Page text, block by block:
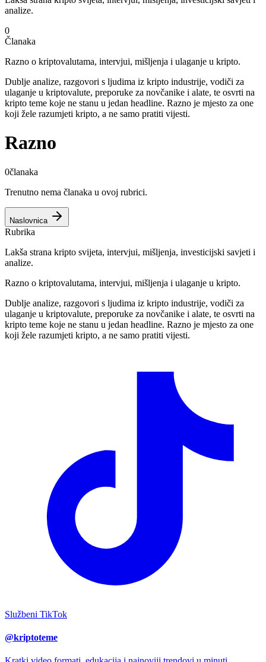
analize.
0
Članaka
Razno o kriptovalutama, intervjui, mišljenja i ulaganje u kripto.
Dublje analize, razgovori s ljudima iz kripto industrije, vodiči za
ulaganje u kriptovalute, preporuke za novčanike i alate, te osvrti na
kripto teme koje ne stanu u jedan headline. Razno je mjesto za one
koji žele razumjeti kripto, a ne samo pratiti vijesti.
Razno
0članaka
Trenutno nema članaka u ovoj rubrici.
Naslovnica
Rubrika
Lakša strana kripto svijeta, intervjui, mišljenja, investicijski savjeti i
analize.
Razno o kriptovalutama, intervjui, mišljenja i ulaganje u kripto.
Dublje analize, razgovori s ljudima iz kripto industrije, vodiči za
ulaganje u kriptovalute, preporuke za novčanike i alate, te osvrti na
kripto teme koje ne stanu u jedan headline. Razno je mjesto za one
koji žele razumjeti kripto, a ne samo pratiti vijesti.
Službeni TikTok
@kriptoteme